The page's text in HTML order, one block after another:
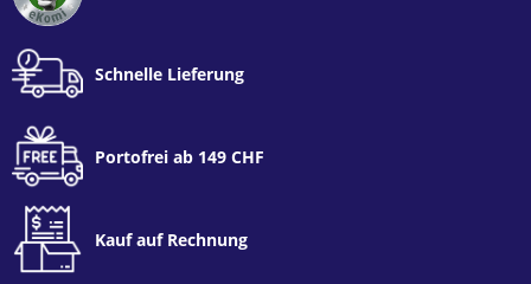
Schnelle Lieferung
Portofrei ab 149 CHF
Kauf auf Rechnung